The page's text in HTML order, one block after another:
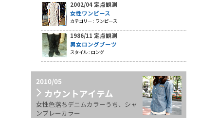
2002/04 定点観測
女性ワンピース
カテゴリー : ワンピース
1986/11 定点観測
男女ロングブーツ
スタイル : ロング
2010/05
カウントアイテム
女性色落ちデニムカラーうち、シャ
ンブレーカラー